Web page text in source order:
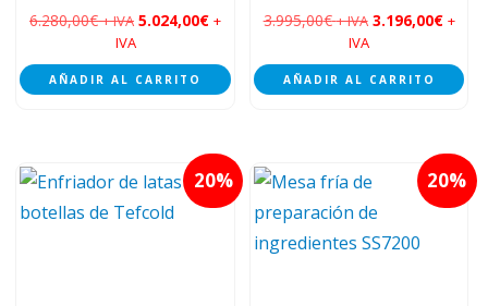
6.280,00€ + IVA 5.024,00€ +
IVA
AÑADIR AL CARRITO
3.995,00€ + IVA 3.196,00€ +
IVA
AÑADIR AL CARRITO
20 20